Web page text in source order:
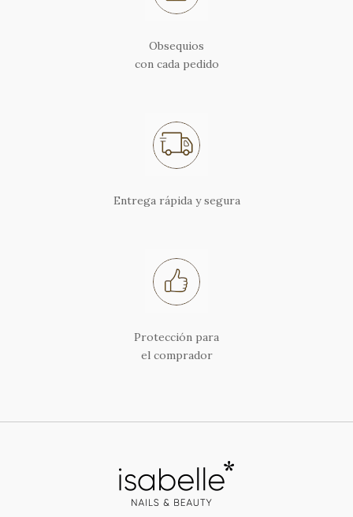
Obsequios
con cada pedido
Entrega rápida y segura
Protección para
el comprador